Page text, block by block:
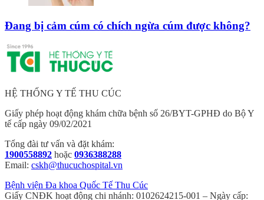
Đang bị cảm cúm có chích ngừa cúm được không?
HỆ THỐNG Y TẾ THU CÚC
Giấy phép hoạt động khám chữa bệnh số 26/BYT-GPHĐ do Bộ Y
tế cấp ngày 09/02/2021
Tổng đài tư vấn và đặt khám:
1900558892 hoặc 0936388288
Email: cskh@thucuchospital.vn
Bệnh viện Đa khoa Quốc Tế Thu Cúc
Giấy CNĐK hoạt động chi nhánh: 0102624215-001 – Ngày cấp: